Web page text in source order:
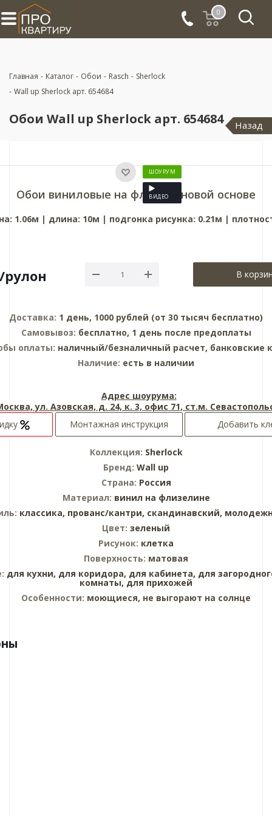
0
Главная - Каталог - Обои - Rasch - Sherlock
- Wall up Sherlock арт. 654684
Обои Wall up Sherlock арт. 654684 Назад
ШОУРУМ
ВИДЕО
Обои виниловые на флизелиновой основе
1.06м | длина: 10м | подгонка рисунка: 0.21м |
рулон В
Доставка: 1 день, 1000 рублей (от 30 тысяч бесплатно)
Самовывоз: бесплатно, 1 день после предоплаты
оплаты: наличный/безналичный расчет, банковские
Наличие: есть в наличии
Адрес шоурума:
ул. Азовская, д. 24, к. 3, офис 71, ст.м.
Монтажная инструкция Добавить
Коллекция: Sherlock
Бренд: Wall up
Страна: Россия
Материал: винил на флизелине
классика, прованс/кантри, скандинавский,
Цвет: зеленый
Рисунок: клетка
Поверхность: матовая
для кухни, для коридора, для кабинета, для
комнаты, для прихожей
Особенности: моющиеся, не выгорают на солнце